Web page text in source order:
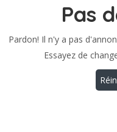
Pas
Pardon! Il n'y a pas
Essayez de